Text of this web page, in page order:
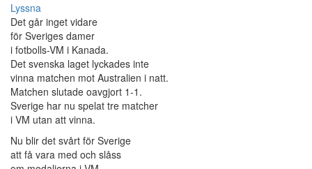
Lyssna
Det går inget vidare
för Sveriges damer
i fotbolls-VM i Kanada.
Det svenska laget lyckades inte
vinna matchen mot Australien i natt.
Matchen slutade oavgjort 1-1.
Sverige har nu spelat tre matcher
i VM utan att vinna.
Nu blir det svårt för Sverige
att få vara med och slåss